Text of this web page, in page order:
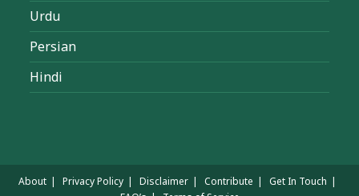
Urdu
Persian
Hindi
About Privacy Policy Disclaimer Contribute
Get In Touch